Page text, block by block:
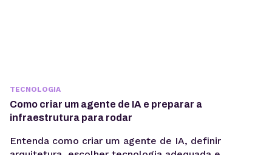
TECNOLOGIA
Como criar um agente de IA e preparar a
infraestrutura para rodar
Entenda como criar um agente de IA, definir